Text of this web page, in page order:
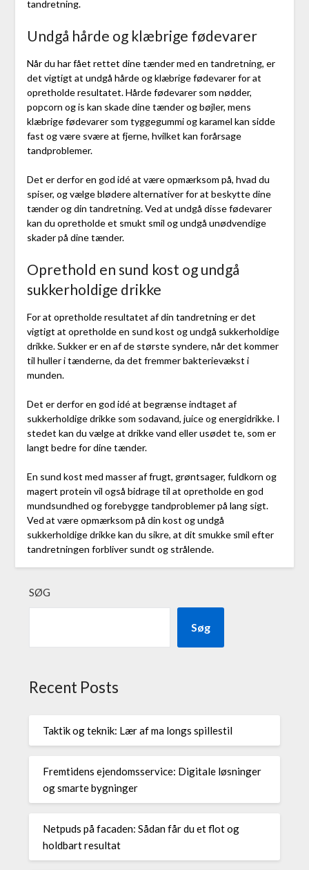
tandretning.
Undgå hårde og klæbrige fødevarer
Når du har fået rettet dine tænder med en tandretning, er
det vigtigt at undgå hårde og klæbrige fødevarer for at
opretholde resultatet. Hårde fødevarer som nødder,
popcorn og is kan skade dine tænder og bøjler, mens
klæbrige fødevarer som tyggegummi og karamel kan sidde
fast og være svære at fjerne, hvilket kan forårsage
tandproblemer.
Det er derfor en god idé at være opmærksom på, hvad du
spiser, og vælge blødere alternativer for at beskytte dine
tænder og din tandretning. Ved at undgå disse fødevarer
kan du opretholde et smukt smil og undgå unødvendige
skader på dine tænder.
Oprethold en sund kost og undgå
sukkerholdige drikke
For at opretholde resultatet af din tandretning er det
vigtigt at opretholde en sund kost og undgå sukkerholdige
drikke. Sukker er en af de største syndere, når det kommer
til huller i tænderne, da det fremmer bakterievækst i
munden.
Det er derfor en god idé at begrænse indtaget af
sukkerholdige drikke som sodavand, juice og energidrikke. I
stedet kan du vælge at drikke vand eller usødet te, som er
langt bedre for dine tænder.
En sund kost med masser af frugt, grøntsager, fuldkorn og
magert protein vil også bidrage til at opretholde en god
mundsundhed og forebygge tandproblemer på lang sigt.
Ved at være opmærksom på din kost og undgå
sukkerholdige drikke kan du sikre, at dit smukke smil efter
tandretningen forbliver sundt og strålende.
SØG
Søg
Recent Posts
Taktik og teknik: Lær af ma longs spillestil
Fremtidens ejendomsservice: Digitale løsninger
og smarte bygninger
Netpuds på facaden: Sådan får du et flot og
holdbart resultat